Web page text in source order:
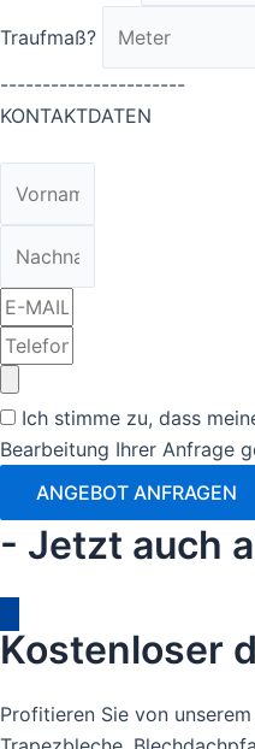
Traufmaß?
----------------------
KONTAKTDATEN
Ich stimme zu, dass
Bearbeitung Ihrer Anfrage
ANGEBOT ANFRAGEN
- Jetzt auch
Kostenloser
Profitieren Sie von